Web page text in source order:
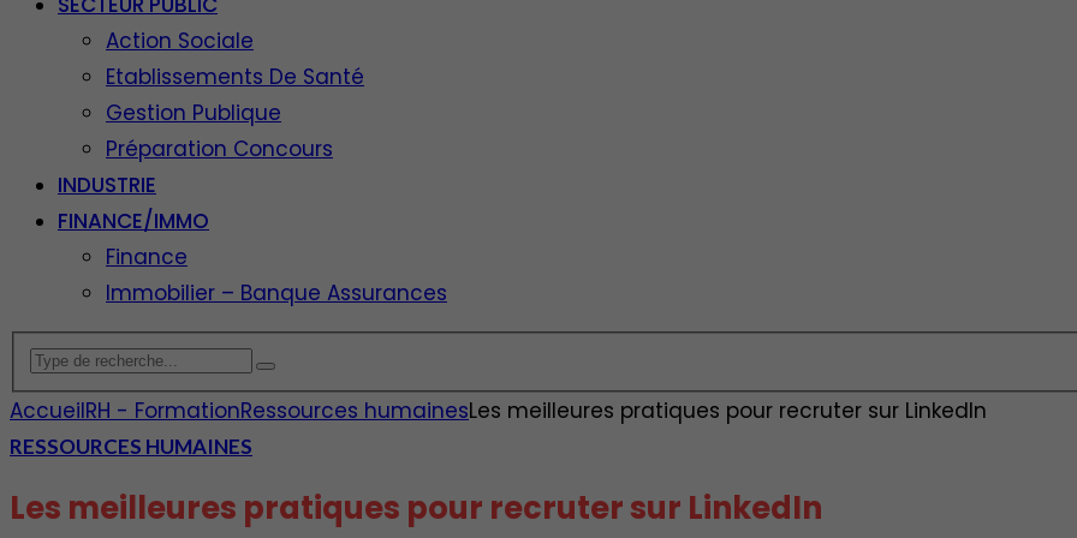
Action Sociale
Etablissements De Santé
Gestion Publique
Préparation Concours
INDUSTRIE
FINANCE/IMMO
Finance
Immobilier – Banque Assurances
AccueilRH - FormationRessources humainesLes meilleures pratiques pour recruter sur LinkedIn
RESSOURCES HUMAINES
Les meilleures pratiques pour recruter sur LinkedIn